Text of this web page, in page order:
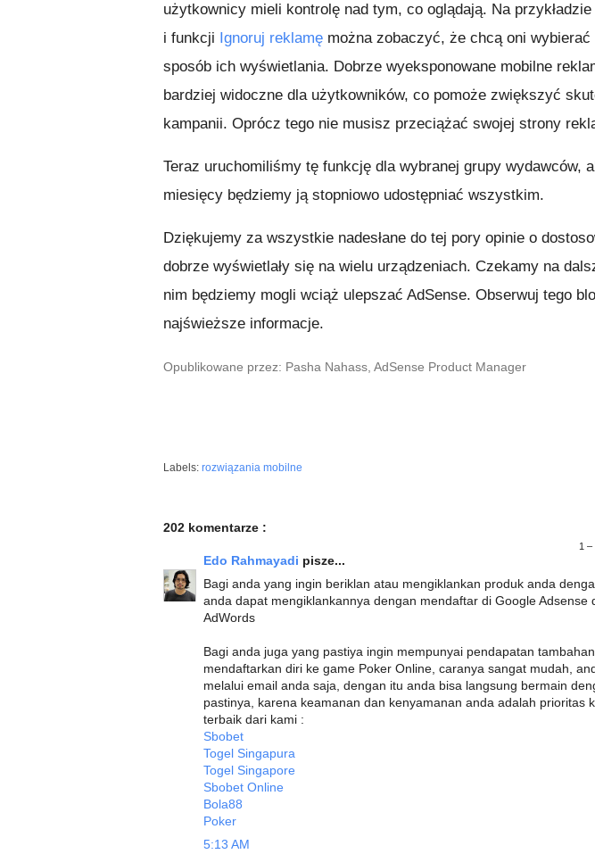
użytkownicy mieli kontrolę nad tym, co oglądają. Na
i funkcji Ignoruj reklamę można zobaczyć, że chcą oni
sposób ich wyświetlania. Dobrze wyeksponowane mobilne
bardziej widoczne dla użytkowników, co pomoże zwiększyć
kampanii. Oprócz tego nie musisz przeciążać swojej strony
Teraz uruchomiliśmy tę funkcję dla wybranej grupy wydawców,
miesięcy będziemy ją stopniowo udostępniać wszystkim.
Dziękujemy za wszystkie nadesłane do tej pory opinie o
dobrze wyświetlały się na wielu urządzeniach. Czekamy na
nim będziemy mogli wciąż ulepszać AdSense. Obserwuj tego
najświeższe informacje.
Opublikowane przez: Pasha Nahass, AdSense Product Manager
Labels: rozwiązania mobilne
202 komentarze :
1
Edo Rahmayadi pisze...
Bagi anda yang ingin beriklan atau mengiklankan produk anda
anda dapat mengiklankannya dengan mendaftar di Google Adsense
AdWords
Bagi anda juga yang pastiya ingin mempunyai pendapatan
mendaftarkan diri ke game Poker Online, caranya sangat mudah,
melalui email anda saja, dengan itu anda bisa langsung bermain
pastinya, karena keamanan dan kenyamanan anda adalah prioritas
terbaik dari kami :
Sbobet
Togel Singapura
Togel Singapore
Sbobet Online
Bola88
Poker
5:13 AM